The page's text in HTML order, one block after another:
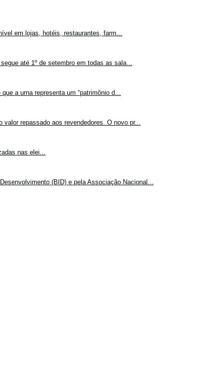
em lojas, hotéis, restaurantes, farm...
até 1º de setembro em todas as sala...
a urna representa um “patrimônio d...
repassado aos revendedores. O novo pr...
nas elei...
(BID) e pela Associação Nacional...